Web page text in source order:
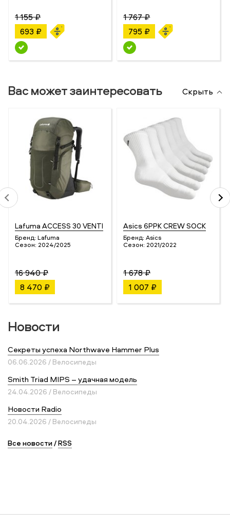
1 155 ₽
693 ₽
1 767 ₽
795 ₽
Вас может заинтересовать Скрыть
Lafuma ACCESS 30 VENTI
Бренд: Lafuma
Сезон: 2024/2025
16 940 ₽
8 470 ₽
Asics 6PPK CREW SOCK
Бренд: Asics
Сезон: 2021/2022
1 678 ₽
1 007 ₽
Новости
Секреты успеха Northwave Hammer Plus
06.06.2026 / Велосипеды
Smith Triad MIPS – удачная модель
24.04.2026 / Велосипеды
Новости Radio
20.04.2026 / Велосипеды
Все новости/RSS